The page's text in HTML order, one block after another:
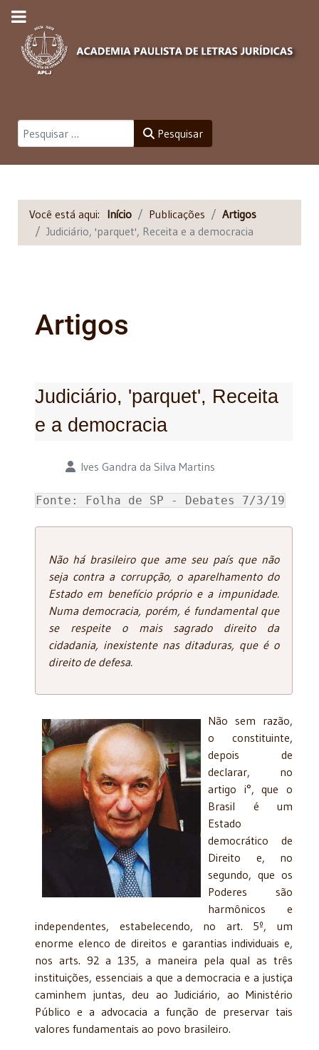
Pesquisar Pesquisar
Você está aqui: Início Publicações
Artigos
Judiciário, 'parquet', Receita e a democracia
Artigos
Judiciário, 'parquet', Receita
e a democracia
Detalhes Ives Gandra da Silva Martins
Fonte: Folha de SP - Debates 7/3/19
Não há brasileiro que ame seu país que não
seja contra a corrupção, o aparelhamento do
Estado em benefício próprio e a impunidade.
Numa democracia, porém, é fundamental que
se respeite o mais sagrado direito da
cidadania, inexistente nas ditaduras, que é o
direito de defesa.
Não sem razão,
o constituinte,
depois de
declarar, no
artigo i°, que o
Brasil é um
Estado
democrático de
Direito e, no
segundo, que os
Poderes são
harmônicos e
independentes, estabelecendo, no art. 5º, um
enorme elenco de direitos e garantias individuais e,
nos arts. 92 a 135, a maneira pela qual as três
instituições, essenciais a que a democracia e a justiça
caminhem juntas, deu ao Judiciário, ao Ministério
Público e a advocacia a função de preservar tais
valores fundamentais ao povo brasileiro.